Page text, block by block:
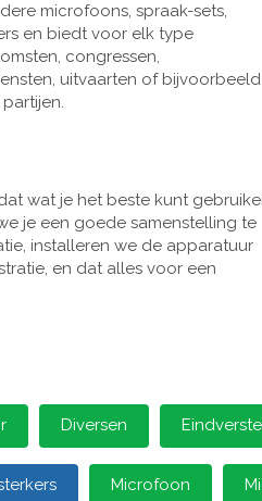
microfoons, spraak-sets,
en biedt voor elk type
congressen,
uitvaarten of bijvoorbeeld
wat je het beste kunt
je een goede samenstelling te
installeren we de apparatuur
en dat alles voor een
Diversen
Microfoon